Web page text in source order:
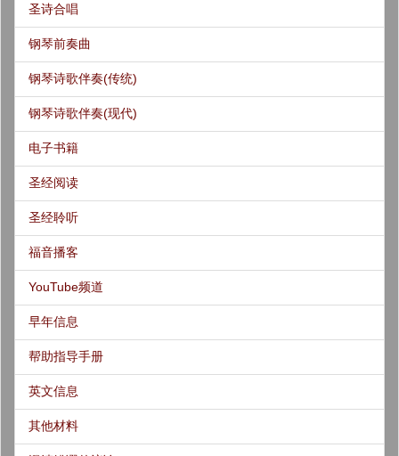
圣诗合唱
钢琴前奏曲
钢琴诗歌伴奏(传统)
钢琴诗歌伴奏(现代)
电子书籍
圣经阅读
圣经聆听
福音播客
YouTube频道
早年信息
帮助指导手册
英文信息
其他材料